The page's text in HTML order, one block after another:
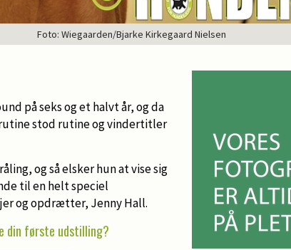
Foto: Wiegaarden/Bjarke Kirkegaard Nielsen
på seks og et halvt år, og da
stod rutine og vindertitler
og så elsker hun at vise sig
til en helt speciel
og opdrætter, Jenny Hall.
din første udstilling?